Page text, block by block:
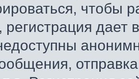
чтобы
регистрация